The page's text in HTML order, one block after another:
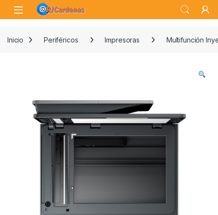
Skip to navigation
Skip to content
Open
Inicio Periféricos Impresoras Multifunción